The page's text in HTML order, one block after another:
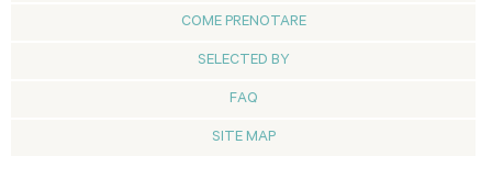
COME PRENOTARE
SELECTED BY
FAQ
SITE MAP